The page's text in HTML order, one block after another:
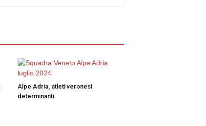
Alpe Adria, atleti veronesi
determinanti